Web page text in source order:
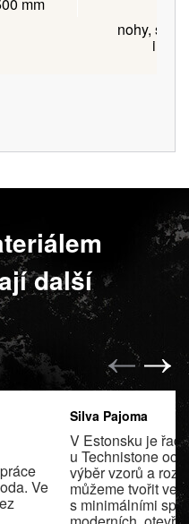
nohy,
další
Ve
Silva Pajoma
V Estonsku je
u Technistone
výběr vzorů a
můžeme tvořit
s minimálními